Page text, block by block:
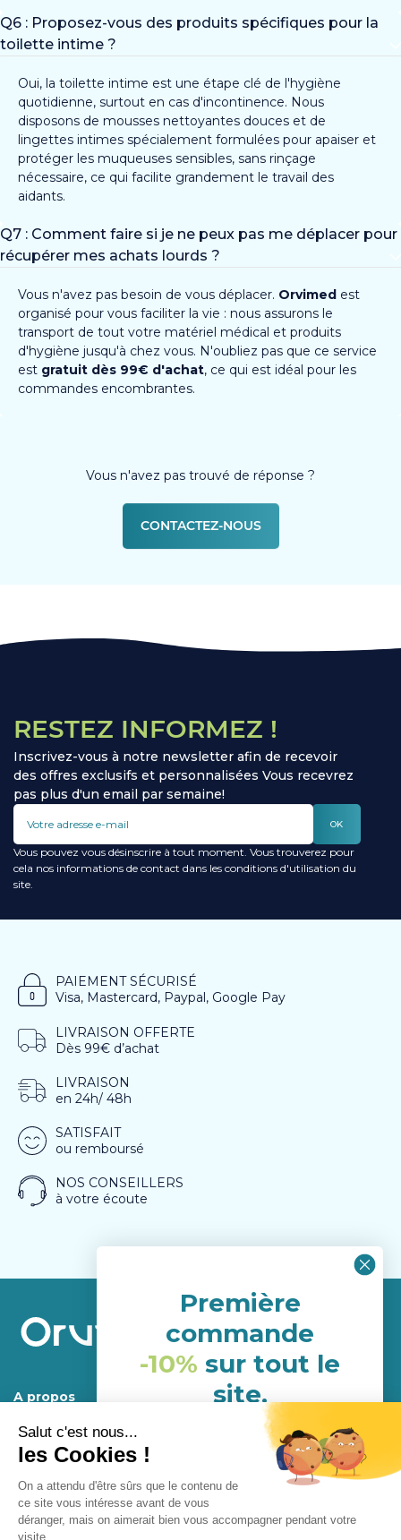
Q6 : Proposez-vous des produits spécifiques pour la
toilette intime ?
Oui, la toilette intime est une étape clé de l'hygiène
quotidienne, surtout en cas d'incontinence. Nous
disposons de mousses nettoyantes douces et de
lingettes intimes spécialement formulées pour apaiser et
protéger les muqueuses sensibles, sans rinçage
nécessaire, ce qui facilite grandement le travail des
aidants.
Q7 : Comment faire si je ne peux pas me déplacer pour
récupérer mes achats lourds ?
Vous n'avez pas besoin de vous déplacer. Orvimed est
organisé pour vous faciliter la vie : nous assurons le
transport de tout votre matériel médical et produits
d'hygiène jusqu'à chez vous. N'oubliez pas que ce service
est gratuit dès 99€ d'achat, ce qui est idéal pour les
commandes encombrantes.
Vous n'avez pas trouvé de réponse ?
CONTACTEZ-NOUS
RESTEZ INFORMEZ !
Inscrivez-vous à notre newsletter afin de recevoir
des offres exclusifs et personnalisées Vous recevrez
pas plus d'un email par semaine!
OK
Vous pouvez vous désinscrire à tout moment. Vous trouverez pour
cela nos informations de contact dans les conditions d'utilisation du
site.
PAIEMENT SÉCURISÉ
Visa, Mastercard, Paypal, Google Pay
LIVRAISON OFFERTE
Dès 99€ d’achat
LIVRAISON
en 24h/ 48h
SATISFAIT
ou remboursé
NOS CONSEILLERS
à votre écoute
A propos
Service Client
Première
commande
-10% sur tout le
site.
(hors porduits déja en
promotion)
NHH24P6G